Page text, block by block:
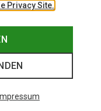
Privacy Site.
Impressum